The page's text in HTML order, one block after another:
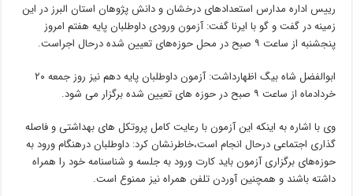
رییس اداره مدارس استعدادهای درخشان و دانش پژوهان استان البرز در این
زمینه در گفت و گو با ایرنا گفت: آزمون ورودی داوطلبان پایه هفتم امروز
پنجشنبه از ساعت ۹ صبح در محل حوزه‌های تعیین شده درحال اجراست.
ابوالفضل شاه بیگ اظهارداشت: آزمون داوطلبان پایه دهم نیز روز جمعه ۲۰
خردادماه از ساعت ۹ صبح در حوزه های تعیین شده برگزار می شود.
وی با اشاره به اینکه این آزمون با رعایت کامل پروتکل های بهداشتی و فاصله
گذاری اجتماعی درحال انجام است،خاطرنشان کرد: داوطلبان درهنگام ورود به
حوزه‌های برگزاری آزمون باید کارت ورود به جلسه و شناسنامه خود را همراه
داشته باشند و همچنین آوردن تلفن همراه نیز ممنوع است.